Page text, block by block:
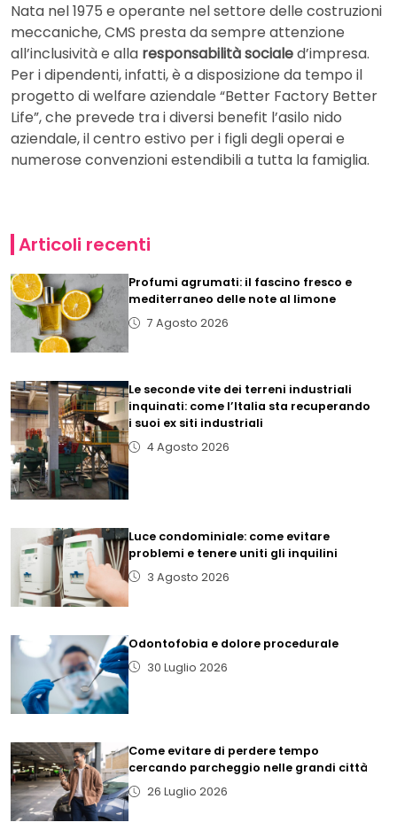
Nata nel 1975 e operante nel settore delle costruzioni
meccaniche, CMS presta da sempre attenzione
all’inclusività e alla responsabilità socialed’impresa.
Per i dipendenti, infatti, è a disposizione da tempo il
progetto di welfare aziendale “Better Factory Better
Life”, che prevede tra i diversi benefit l’asilo nido
aziendale, il centro estivo per i figli degli operai e
numerose convenzioni estendibili a tutta la famiglia.
Articoli recenti
Profumi agrumati: il fascino fresco e
mediterraneo delle note al limone
7 Agosto 2026
Le seconde vite dei terreni industriali
inquinati: come l’Italia sta recuperando
i suoi ex siti industriali
4 Agosto 2026
Luce condominiale: come evitare
problemi e tenere uniti gli inquilini
3 Agosto 2026
Odontofobia e dolore procedurale
30 Luglio 2026
Come evitare di perdere tempo
cercando parcheggio nelle grandi città
26 Luglio 2026